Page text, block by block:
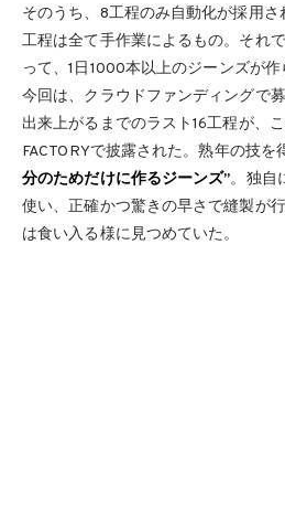
そのうち、8工程のみ自動化が採用
工程は全て手作業によるもの。それ
って、1日1000本以上のジーンズが作
今回は、クラウドファンディングで
出来上がるまでのラスト16工程が、
FACTORYで披露された。熟年の技
分のためだけに作るジーンズ”。独自
使い、正確かつ驚きの早さで縫製が
は食い入る様に見つめていた。